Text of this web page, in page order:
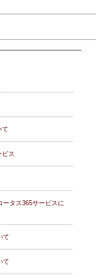
て
ビス
ータス365サービスに
て
て